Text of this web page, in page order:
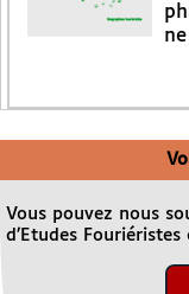
Vous pouvez nous
d’Etudes